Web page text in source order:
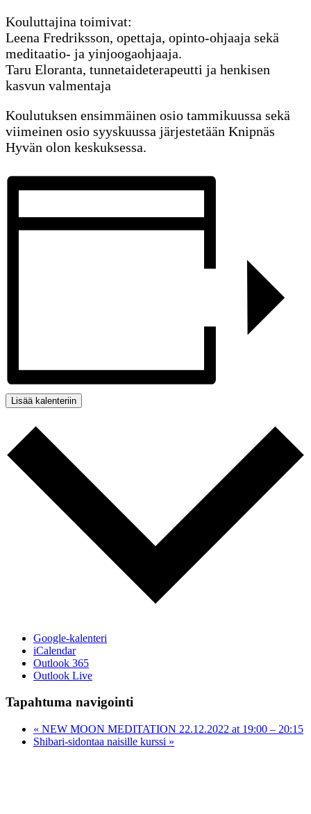
Kouluttajina toimivat:
Leena Fredriksson, opettaja, opinto-ohjaaja sekä
meditaatio- ja yinjoogaohjaaja.
Taru Eloranta, tunnetaideterapeutti ja henkisen
kasvun valmentaja
Koulutuksen ensimmäinen osio tammikuussa sekä
viimeinen osio syyskuussa järjestetään Knipnäs
Hyvän olon keskuksessa.
Lisää kalenteriin
Google-kalenteri
iCalendar
Outlook 365
Outlook Live
Tapahtuma navigointi
« NEW MOON MEDITATION 22.12.2022 at 19:00 – 20:15
Shibari-sidontaa naisille kurssi »